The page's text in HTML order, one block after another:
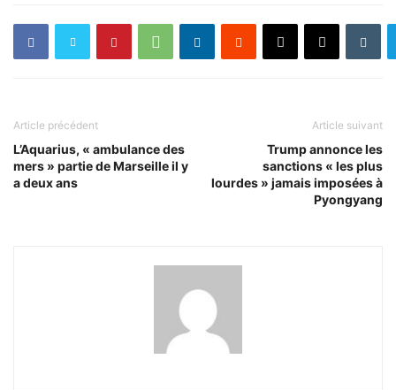
Article précédent
L’Aquarius, « ambulance des
mers » partie de Marseille il y
a deux ans
Article suivant
Trump annonce les
sanctions « les plus
lourdes » jamais imposées à
Pyongyang